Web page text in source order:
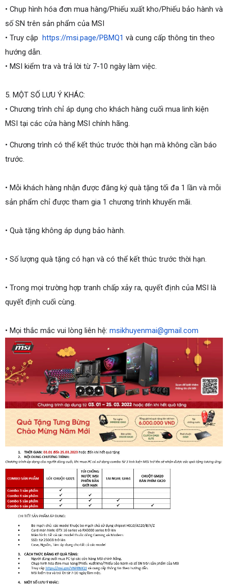
• Chụp hình hóa đơn mua hàng/Phiếu xuất kho/Phiếu bảo hành và
số SN trên sản phẩm của MSI
• Truy cập https://msi.page/PBMQ1 và cung cấp thông tin theo
hướng dẫn.
• MSI kiểm tra và trả lời từ 7-10 ngày làm việc.
5. MỘT SỐ LƯU Ý KHÁC:
• Chương trình chỉ áp dụng cho khách hàng cuối mua linh kiện
MSI tại các cửa hàng MSI chính hãng.
• Chương trình có thể kết thúc trước thời hạn mà không cần báo
trước.
• Mỗi khách hàng nhận được đăng ký quà tặng tối đa 1 lần và mỗi
sản phẩm chỉ được tham gia 1 chương trình khuyến mãi.
• Quà tặng không áp dụng bảo hành.
• Số lượng quà tặng có hạn và có thể kết thúc trước thời hạn.
• Trong mọi trường hợp tranh chấp xảy ra, quyết định của MSI là
quyết định cuối cùng.
• Mọi thắc mắc vui lòng liên hệ: msikhuyenmai@gmail.com